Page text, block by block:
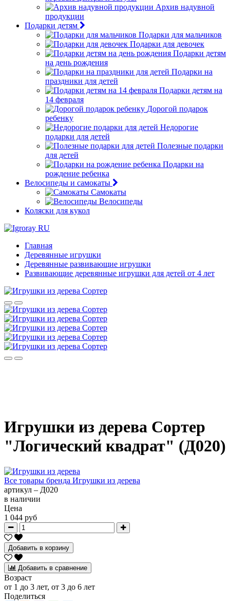
Архив надувной
продукции
Подарки детям
Подарки для мальчиков
Подарки для девочек
Подарки детям
на день рождения
Подарки на
праздники для детей
Подарки детям на
14 февраля
Дорогой подарок
ребенку
Недорогие
подарки для детей
Полезные подарки
для детей
Подарки на
рождение ребенка
Велосипеды и самокаты
Самокаты
Велосипеды
Коляски для кукол
Главная
Деревянные игрушки
Деревянные развивающие игрушки
Развивающие деревянные игрушки для детей от 4 лет
Игрушки из дерева Сортер
"Логический квадрат" (Д020)
Все товары бренда Игрушки из дерева
артикул – Д020
в наличии
Цена
1 044 руб
Добавить в корзину
Добавить в сравнение
Возраст
от 1 до 3 лет, от 3 до 6 лет
Поделиться